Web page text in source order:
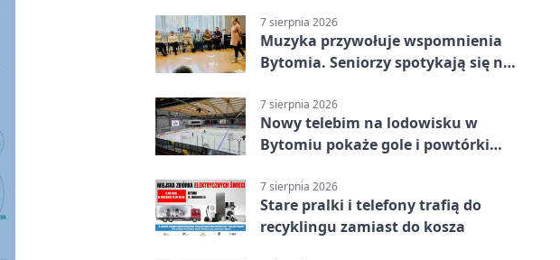
7 sierpnia 2026
Muzyka przywołuje wspomnienia
Bytomia. Seniorzy spotykają się na
7 sierpnia 2026
Nowy telebim na lodowisku w
Bytomiu pokaże gole i powtórki
7 sierpnia 2026
Stare pralki i telefony trafią do
recyklingu zamiast do kosza